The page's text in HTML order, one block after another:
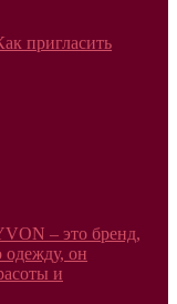
пригласить
– это бренд,
одежду, он
и